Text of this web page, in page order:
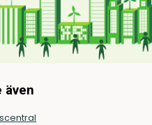
även